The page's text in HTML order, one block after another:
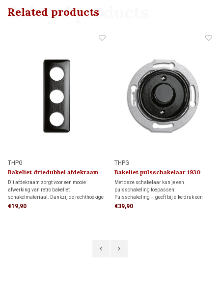
Related products
Related products
THPG
Bakeliet driedubbel afdekraam
1930
Dit afdekraam zorgt voor een mooie
afwerking van retro bakeliet
schakelmateriaal. Dankzij de rechthoekige
vorm biedt het meer dekking rondom de
€19,90
THPG
Bakeliet pulsschakelaar 1930
Met deze schakelaar kun je een
pulsschakeling toepassen:
Pulsschakeling – geeft bij elke druk een
schakelpuls waarmee een impulsrelais of
€39,90